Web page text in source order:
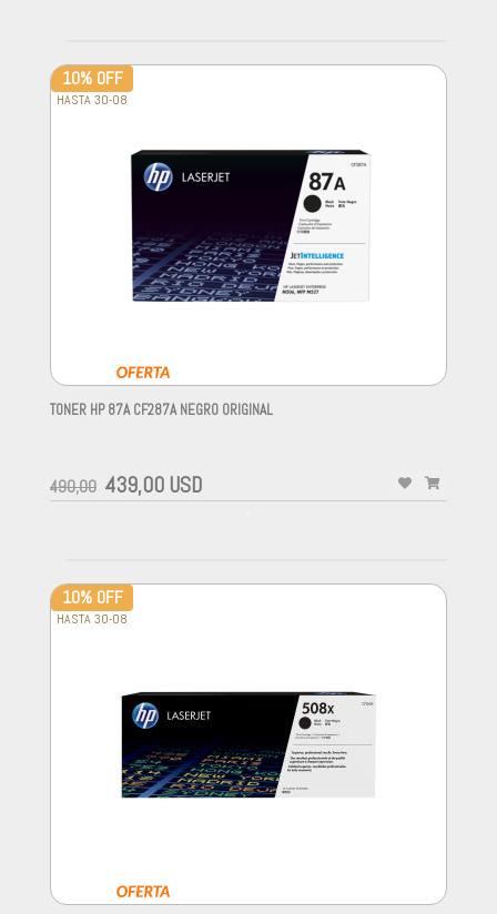
10% OFF
HASTA 30-08
TONER HP 87A CF287A NEGRO ORIGINAL
490,00 439,00 USD
10% OFF
HASTA 30-08